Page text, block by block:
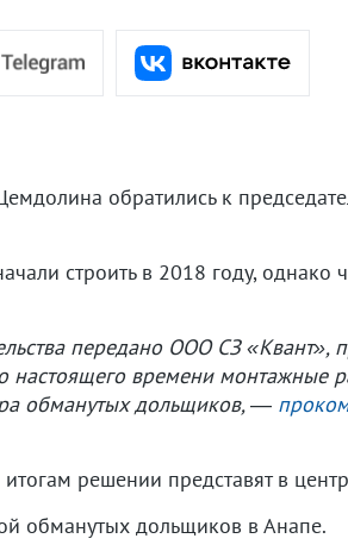
обратились к
строить в 2018 году,
передано ООО СЗ «Квант»,
настоящего времени монтажные
обманутых дольщиков,―
решении представят в
обманутых дольщиков в Анапе.